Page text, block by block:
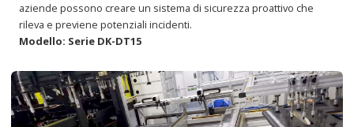
aziende possono creare un sistema di sicurezza proattivo che
rileva e previene potenziali incidenti.
Modello: Serie DK-DT15